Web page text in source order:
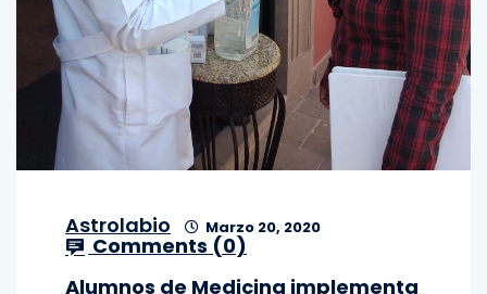
Astrolabio Marzo 20, 2020
Comments (0)
Alumnos de Medicina implementa